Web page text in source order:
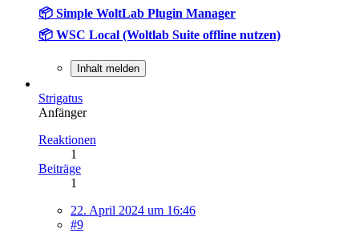
📦 Simple WoltLab Plugin Manager
📦 WSC Local (Woltlab Suite offline nutzen)
Inhalt melden
Strigatus
Anfänger
Reaktionen
1
Beiträge
1
22. April 2024 um 16:46
#9